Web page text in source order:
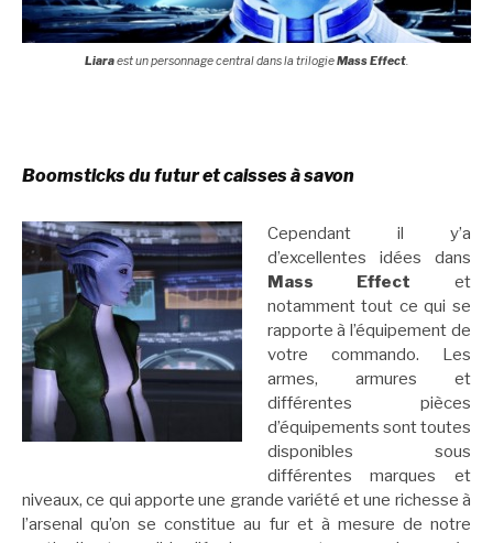
Liaraest un personnage central dans la trilogieMass Effect.
Boomsticks du futur et caisses à savon
Cependant il y’a
d’excellentes idées dans
Mass Effect et
notamment tout ce qui se
rapporte à l’équipement de
votre commando. Les
armes, armures et
différentes pièces
d’équipements sont toutes
disponibles sous
différentes marques et
niveaux, ce qui apporte une grande variété et une richesse à
l’arsenal qu’on se constitue au fur et à mesure de notre